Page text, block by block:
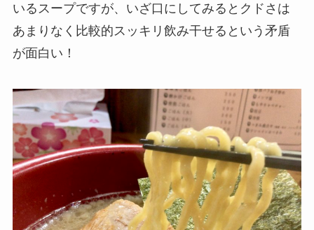
いるスープですが、いざ口にしてみるとクドさは
あまりなく比較的スッキリ飲み干せるという矛盾
が面白い！